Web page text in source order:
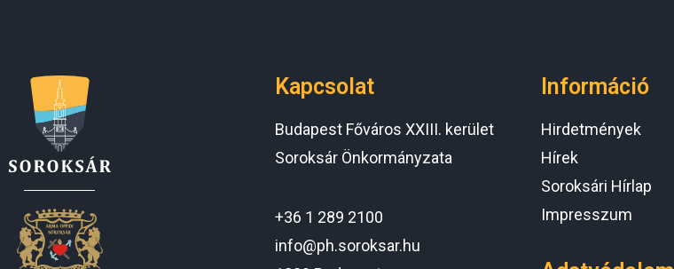
Kapcsolat
Budapest Főváros XXIII. kerület
Soroksár Önkormányzata
+36 1 289 2100
info@ph.soroksar.hu
Információ
Hirdetmények
Hírek
Soroksári Hírlap
Impresszum